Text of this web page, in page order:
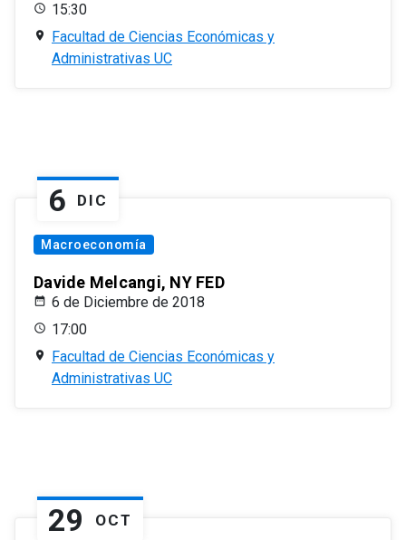
15:30
Facultad de Ciencias Económicas y
Administrativas UC
6 DIC
Macroeconomía
Davide Melcangi, NY FED
6 de Diciembre de 2018
17:00
Facultad de Ciencias Económicas y
Administrativas UC
29 OCT